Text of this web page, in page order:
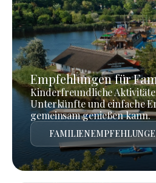
Empfehlungen für
Kinderfreundliche
Unterkünfte und einfache
gemeinsam genießen kann.